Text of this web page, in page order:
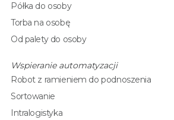
Półka do osoby
Torba na osobę
Od palety do osoby
Wspieranie automatyzacji
Robot z ramieniem do podnoszenia
Sortowanie
Intralogistyka